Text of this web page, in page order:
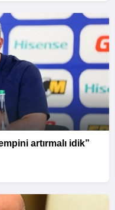
artırmalı idik”